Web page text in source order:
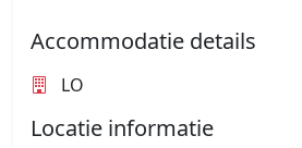
Accommodatie details
LO
Locatie informatie